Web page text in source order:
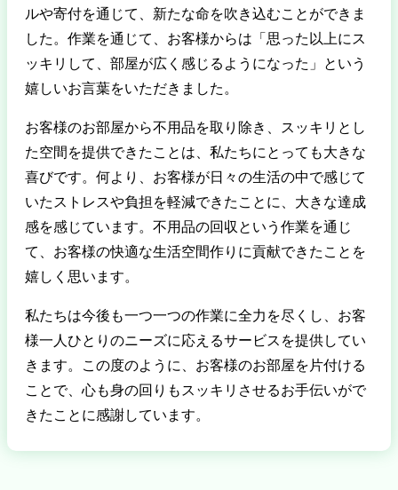
ルや寄付を通じて、新たな命を吹き込むことができま
した。作業を通じて、お客様からは「思った以上にス
ッキリして、部屋が広く感じるようになった」という
嬉しいお言葉をいただきました。
お客様のお部屋から不用品を取り除き、スッキリとし
た空間を提供できたことは、私たちにとっても大きな
喜びです。何より、お客様が日々の生活の中で感じて
いたストレスや負担を軽減できたことに、大きな達成
感を感じています。不用品の回収という作業を通じ
て、お客様の快適な生活空間作りに貢献できたことを
嬉しく思います。
私たちは今後も一つ一つの作業に全力を尽くし、お客
様一人ひとりのニーズに応えるサービスを提供してい
きます。この度のように、お客様のお部屋を片付ける
ことで、心も身の回りもスッキリさせるお手伝いがで
きたことに感謝しています。